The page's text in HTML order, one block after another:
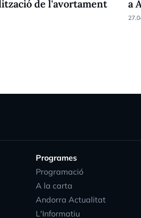
de l'avortament
a
Programes
Programació
A la carta
Andorra Actualitat
L'Informatiu